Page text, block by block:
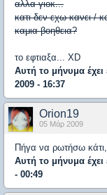
αλλα γιοκ...
κατι δεν εχω κανει /
καμια βοηθεια?
το εφτιαξα... XD
Αυτή το μήνυμα έχει
2009 - 16:37
Orion19
05 Μάρ 2009
Πήγα να ρωτήσω
Αυτή το μήνυμα έχει
- 00:49